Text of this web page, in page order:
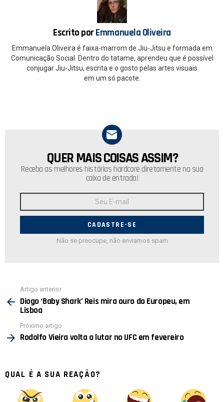
Escrito porEmmanuela Oliveira
Emmanuela Oliveira é faixa-marrom de Jiu-Jitsu e formada em
Comunicação Social. Dentro do tatame, aprendeu que é possível
conjugar Jiu-Jitsu, escrita e o gosto pelas artes visuais
em um só pacote.
NEWSLETTER
QUER MAIS COISAS ASSIM?
Receba as melhores histórias hardcore diretamente na sua
caixa de entrada!
E-
Não se preocupe, não enviamos spam
mais
Artigo anterior
Diogo ‘Baby Shark’ Reis mira ouro do Europeu, em
Lisboa
Próximo artigo
Rodolfo Vieira volta a lutar no UFC em fevereiro
QUAL É A SUA REAÇÃO?